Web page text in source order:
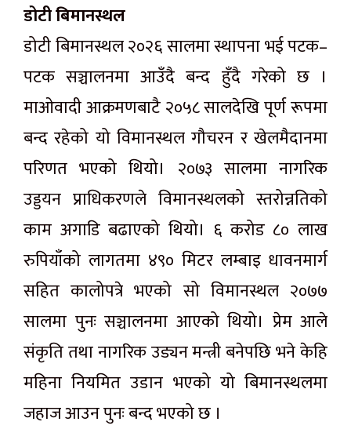
डोटी बिमानस्थल
डोटी बिमानस्थल २०२६ सालमा स्थापना भई पटक–
पटक सञ्चालनमा आउँदै बन्द हुँदै गरेको छ ।
माओवादी आक्रमणबाटै २०५८ सालदेखि पूर्ण रूपमा
बन्द रहेको यो विमानस्थल गौचरन र खेलमैदानमा
परिणत भएको थियो। २०७३ सालमा नागरिक
उड्डयन प्राधिकरणले विमानस्थलको स्तरोन्नतिको
काम अगाडि बढाएको थियो। ६ करोड ८० लाख
रुपियाँको लागतमा ४९० मिटर लम्बाइ धावनमार्ग
सहित कालोपत्रे भएको सो विमानस्थल २०७७
सालमा पुनः सञ्चालनमा आएको थियो। प्रेम आले
संकृति तथा नागरिक उड्यन मन्त्री बनेपछि भने केहि
महिना नियमित उडान भएको यो बिमानस्थलमा
जहाज आउन पुनः बन्द भएको छ ।